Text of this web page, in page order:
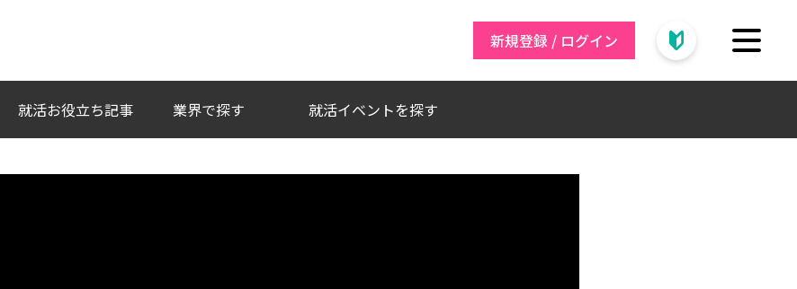
との出会いを。
新規登録 / ログイン
就活お役立ち記事 業界で探す 就活イベントを探す